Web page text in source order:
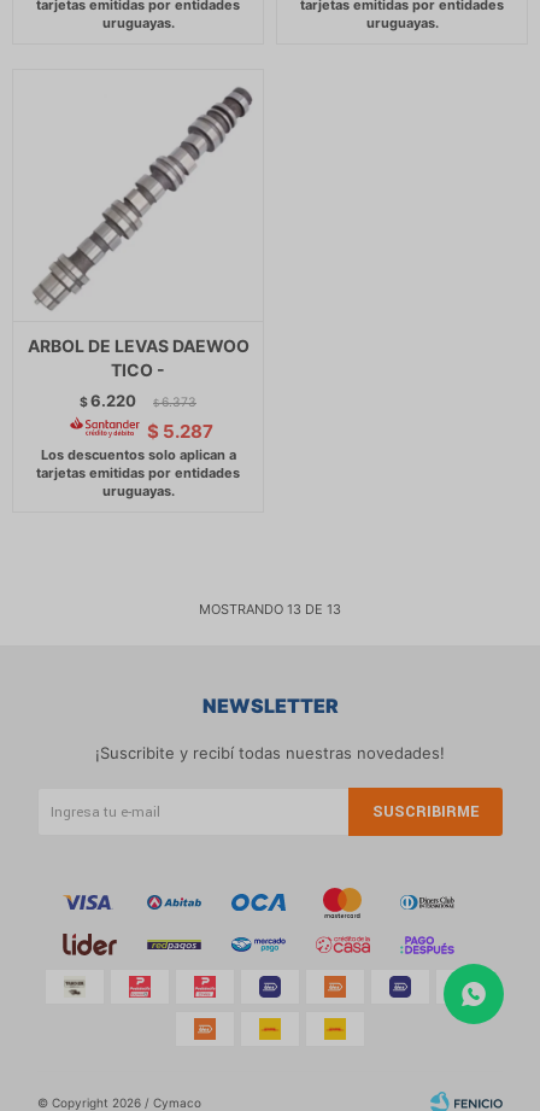
ARBOL DE LEVAS DAEWOO
TICO -
$6.220 $ 6.373
$ 5.287
MOSTRANDO 13 DE 13
NEWSLETTER
¡Suscribite y recibí todas nuestras novedades!
SUSCRIBIRME
© Copyright 2026 / Cymaco